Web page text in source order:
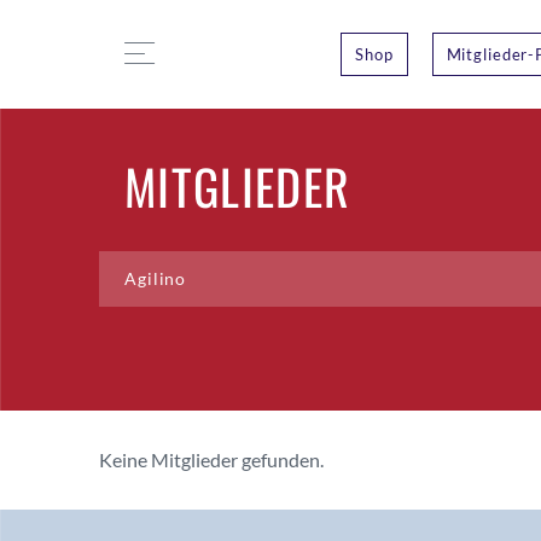
Shop Mitglieder-
MITGLIEDER
Keine Mitglieder gefunden.